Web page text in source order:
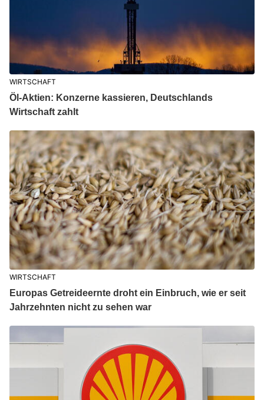
WIRTSCHAFT
Öl-Aktien: Konzerne kassieren, Deutschlands
Wirtschaft zahlt
WIRTSCHAFT
Europas Getreideernte droht ein Einbruch, wie er seit
Jahrzehnten nicht zu sehen war